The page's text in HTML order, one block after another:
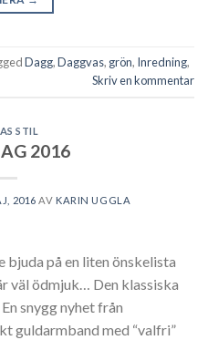
Dagg,Daggvas, grön, Inredning,
Skriv en kommentar
STIL
2016
2016 AV KARIN UGGLA
bjuda på en liten önskelista
väl ödmjuk… Den klassiska
snygg nyhet från
guldarmband med “valfri”